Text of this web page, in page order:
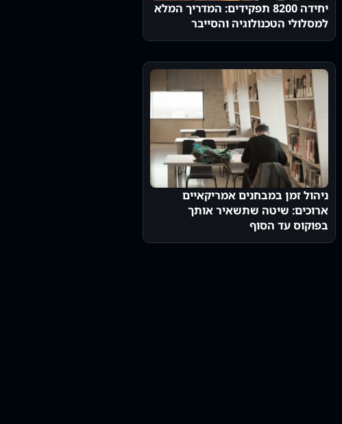
יחידה 8200 תפקידים: המדריך המלא
למסלולי הטכנולוגיה והסייבר
ניהול זמן במבחנים אמריקאיים
ארוכים: שיטה שתשאיר אותך
בפוקוס עד הסוף